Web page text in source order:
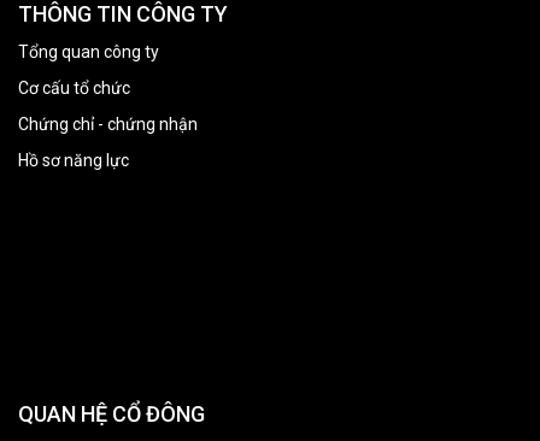
THÔNG TIN CÔNG TY
Tổng quan công ty
Cơ cấu tổ chức
Chứng chỉ - chứng nhận
Hồ sơ năng lực
QUAN HỆ CỔ ĐÔNG